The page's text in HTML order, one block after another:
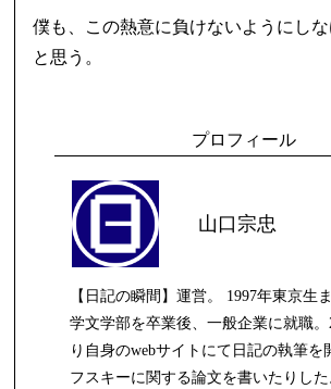
僕も、この熱意に負けないようにし
と思う。
プロフィール
山口宗忠
【日記の瞬間】運営。 1997年東京生
学文学部を卒業後、一般企業に就職。
り自身のwebサイトにて日記の執筆を
フスキーに関する論文を書いたりした